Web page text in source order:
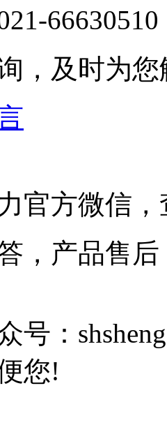
66630510
，及时为
官方微信
，产品售
号：
您!